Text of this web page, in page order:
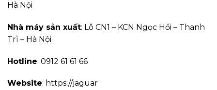
Hà Nội
Nhà máy sản xuất: Lô CN1 – KCN Ngọc Hồi – Thanh
Trì – Hà Nội
Hotline: 0912 61 61 66
Website: https://jaguar